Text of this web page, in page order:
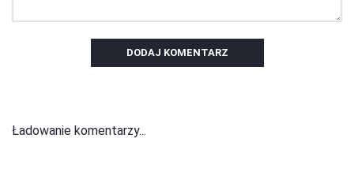
DODAJ KOMENTARZ
Ładowanie komentarzy...